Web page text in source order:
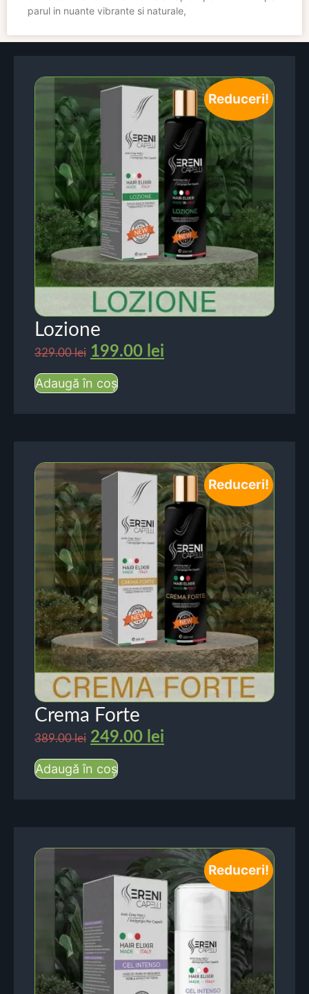
parul in nuante vibrante si naturale,
Reduceri!
Lozione
329.00lei 199.00 lei
Adaugă în coș
Reduceri!
Crema Forte
389.00lei 249.00 lei
Adaugă în coș
Reduceri!